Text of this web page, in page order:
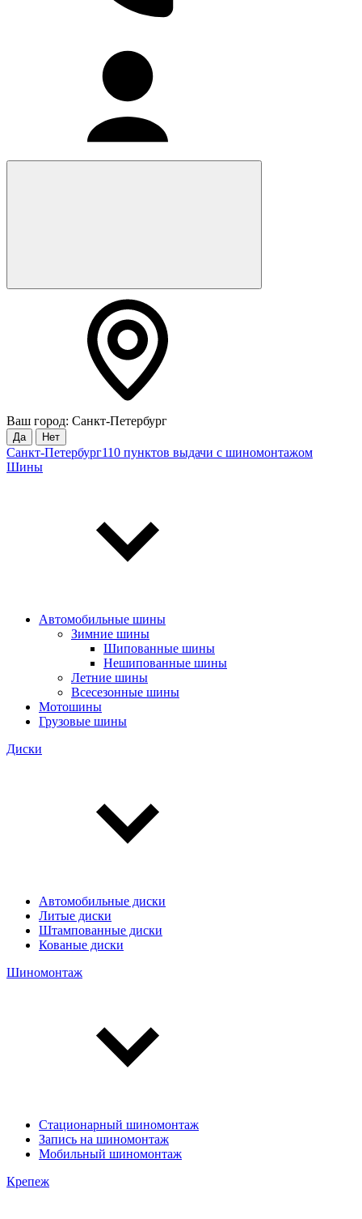
Ваш город: Санкт-Петербург
Да Нет
Санкт-Петербург110 пунктов выдачи с шиномонтажом
Шины
Автомобильные шины
Зимние шины
Шипованные шины
Нешипованные шины
Летние шины
Всесезонные шины
Мотошины
Грузовые шины
Диски
Автомобильные диски
Литые диски
Штампованные диски
Кованые диски
Шиномонтаж
Стационарный шиномонтаж
Запись на шиномонтаж
Мобильный шиномонтаж
Крепеж